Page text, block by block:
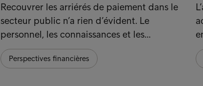
Recouvrer les arriérés de paiement dans le
secteur public n’a rien d’évident. Le
personnel, les connaissances et les…
Perspectives financières